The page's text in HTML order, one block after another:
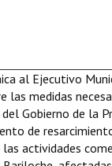
al Ejecutivo
las medidas
Gobierno de la
de
actividades